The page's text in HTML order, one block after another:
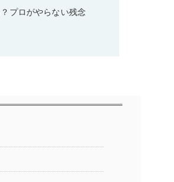
プロがやらない残念